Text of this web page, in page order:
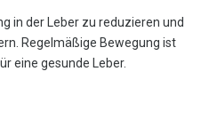
in der Leber zu reduzieren und
Regelmäßige Bewegung ist
eine gesunde Leber.